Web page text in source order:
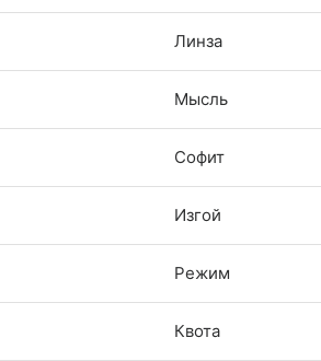
Линза
Мысль
Софит
Изгой
Режим
Квота